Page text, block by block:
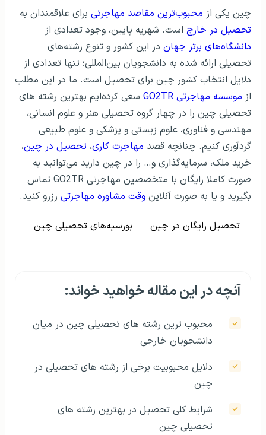
چین یکی از محبوب‌ترین مقاصد مهاجرتی برای علاقمندان به
تحصیل در خارج است. شهریه پایین، وجود تعدادی از
دانشگاه‌های برتر جهان در این کشور و تنوع رشته‌های
تحصیلی ارائه شده به دانشجویان بین‌المللی؛ تنها تعدادی از
دلایل انتخاب کشور چین برای تحصیل است. ما در این مطلب
از موسسه مهاجرتی GO2TR
سعی کرده‌ایم بهترین رشته‌ های
تحصیلی چین را در چهار گروه تحصیلی هنر و علوم انسانی،
مهندسی و فناوری، علوم زیستی و پزشکی و علوم طبیعی
گردآوری کنیم. چنانچه قصد مهاجرت کاری، تحصیل در چین،
خرید ملک، سرمایه‌گذاری و… را در چین دارید می‌توانید به
صورت کاملا رایگان با متخصصین مهاجرتی GO2TR تماس
بگیرید و یا به صورت آنلاین وقت مشاوره مهاجرتی رزرو کنید.
تحصیل رایگان در چین بورسیه‌های تحصیلی چین
آنچه در این مقاله خواهید خواند:
محبوب ترین رشته های تحصیلی چین در میان
دانشجویان خارجی
دلایل محبوبیت برخی از رشته‌ های تحصیلی در
چین
شرایط کلی تحصیل در بهترین رشته های
تحصیلی چین